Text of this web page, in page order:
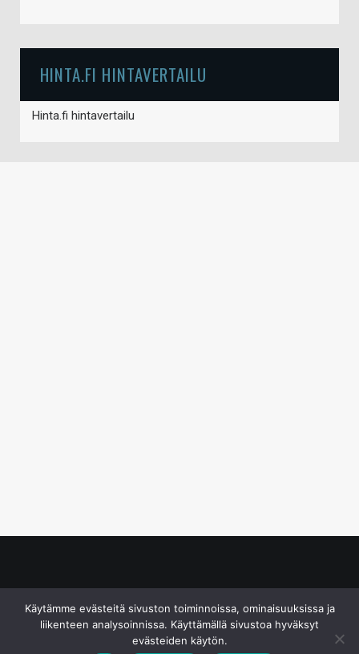
HINTA.FI HINTAVERTAILU
Hinta.fi hintavertailu
Käytämme evästeitä sivuston toiminnoissa, ominaisuuksissa ja
liikenteen analysoinnissa. Käyttämällä sivustoa hyväksyt
evästeiden käytön.